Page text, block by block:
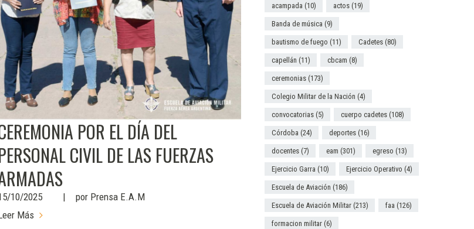
POR EL DÍA DEL
CIVIL DE LAS FUERZAS
10/2025 por Prensa E.A.M
Más
acampada (10) actos(19)
Banda de música (9)
bautismo de fuego (11) Cadetes(80)
capellán (11) cbcam (8)
ceremonias(173)
Colegio Militar de la Nación (4)
convocatorias(5) cuerpo cadetes(108)
Córdoba (24) deportes(16)
docentes(7) eam (301) egreso (13)
Ejercicio Garra (10) Ejercicio Operativo (4)
Escuela de Aviación (186)
Escuela de Aviación Militar(213) faa (126)
formacion militar(6)